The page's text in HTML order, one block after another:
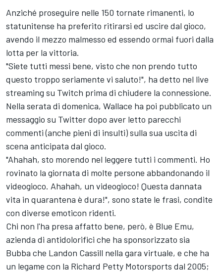
Anziché proseguire nelle 150 tornate rimanenti, lo
statunitense ha preferito ritirarsi ed uscire dal gioco,
avendo il mezzo malmesso ed essendo ormai fuori dalla
lotta per la vittoria.
"Siete tutti messi bene, visto che non prendo tutto
questo troppo seriamente vi saluto!", ha detto nel live
streaming su Twitch prima di chiudere la connessione.
Nella serata di domenica, Wallace ha poi pubblicato un
messaggio su Twitter dopo aver letto parecchi
commenti (anche pieni di insulti) sulla sua uscita di
scena anticipata dal gioco.
"Ahahah, sto morendo nel leggere tutti i commenti. Ho
rovinato la giornata di molte persone abbandonando il
videogioco. Ahahah, un videogioco! Questa dannata
vita in quarantena è dura!", sono state le frasi, condite
con diverse emoticon ridenti.
Chi non l'ha presa affatto bene, però, è Blue Emu,
azienda di antidolorifici che ha sponsorizzato sia
Bubba che Landon Cassill nella gara virtuale, e che ha
un legame con la Richard Petty Motorsports dal 2005;